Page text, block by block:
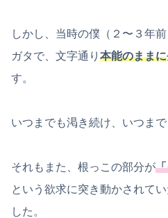
しかし、当時の僕（２〜３年
ガタで、文字通り 本能のままに
す。
いつまでも渇き続け、いつま
それもまた、根っこの部分が
という欲求に突き動かされて
した。